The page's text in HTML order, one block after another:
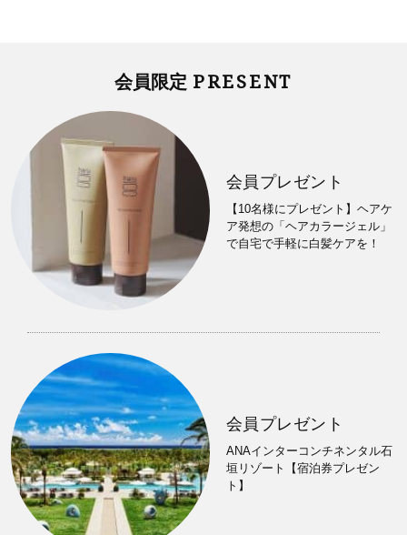
会員限定 PRESENT
会員プレゼント
【10名様にプレゼント】ヘアケ
ア発想の「ヘアカラージェル」
で自宅で手軽に白髪ケアを！
会員プレゼント
ANAインターコンチネンタル石
垣リゾート【宿泊券プレゼン
ト】